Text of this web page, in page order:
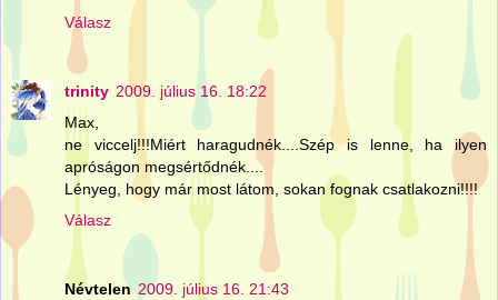
Válasz
trinity 2009. július 16. 18:22
Max,
ne viccelj!!!Miért haragudnék....Szép is lenne, ha ilyen
apróságon megsértődnék....
Lényeg, hogy már most látom, sokan fognak csatlakozni!!!!
Válasz
Névtelen 2009. július 16. 21:43